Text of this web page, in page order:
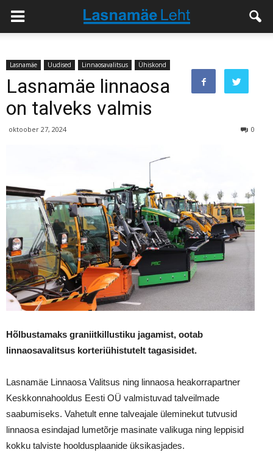
Lasnamäe Uudised Linnaosavalitsus Ühiskond
Lasnamäe linnaosa
on talveks valmis
oktoober 27, 2024 0
Hõlbustamaks graniitkillustiku jagamist, ootab
linnaosavalitsus korteriühistutelt tagasisidet.
Lasnamäe Linnaosa Valitsus ning linnaosa heakorrapartner
Keskkonnahooldus Eesti OÜ valmistuvad talveilmade
saabumiseks. Vahetult enne talveajale üleminekut tutvusid
linnaosa esindajad lumetõrje masinate valikuga ning leppisid
kokku talviste hooldusplaanide üksikasjades.